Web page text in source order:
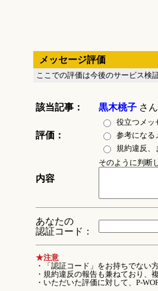
メッセージ評価
ここでの評価は今後のサービス検
該当記事： 黒木桃子さん
評価：
役立つメッ
参考になる
規約違反、
内容
そのように判断
あなたの
認証コード：
★注意
・「認証コード」をお持ちでない
・規約違反の報告も兼ねており、
・いただいた評価に対して、P-